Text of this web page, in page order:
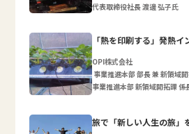
代表取締役社長 渡邊 弘子氏
「熱を印刷する」発熱
OPI株式会社
事業推進本部 部長 兼 新領域
事業推進本部 新領域開拓課
旅で「新しい人生の旅」